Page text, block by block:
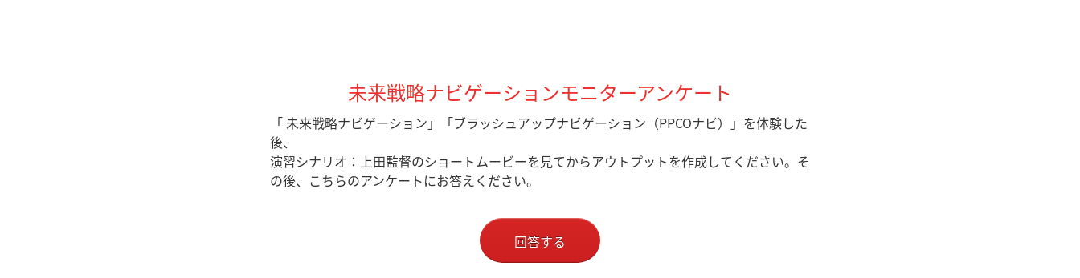
未来戦略ナビゲーションモニターアンケート
「 未来戦略ナビゲーション」「ブラッシュアップナビゲーション（PPCOナビ）」を体験した
後、
演習シナリオ：上田監督のショートムービーを見てからアウトプットを作成してください。そ
の後、こちらのアンケートにお答えください。
回答する